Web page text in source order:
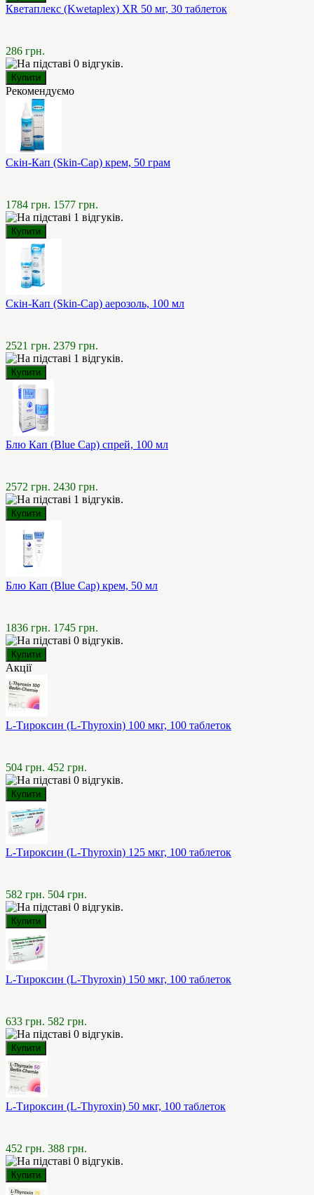
Кветаплекс (Kwetaplex) XR 50 мг, 30 таблеток
286 грн.
Рекомендуємо
Скін-Кап (Skin-Cap) крем, 50 грам
1784 грн. 1577 грн.
Скін-Кап (Skin-Cap) аерозоль, 100 мл
2521 грн. 2379 грн.
Блю Кап (Blue Cap) спрей, 100 мл
2572 грн. 2430 грн.
Блю Кап (Blue Cap) крем, 50 мл
1836 грн. 1745 грн.
Акції
L-Тироксин (L-Thyroxin) 100 мкг, 100 таблеток
504 грн. 452 грн.
L-Тироксин (L-Thyroxin) 125 мкг, 100 таблеток
582 грн. 504 грн.
L-Тироксин (L-Thyroxin) 150 мкг, 100 таблеток
633 грн. 582 грн.
L-Тироксин (L-Thyroxin) 50 мкг, 100 таблеток
452 грн. 388 грн.